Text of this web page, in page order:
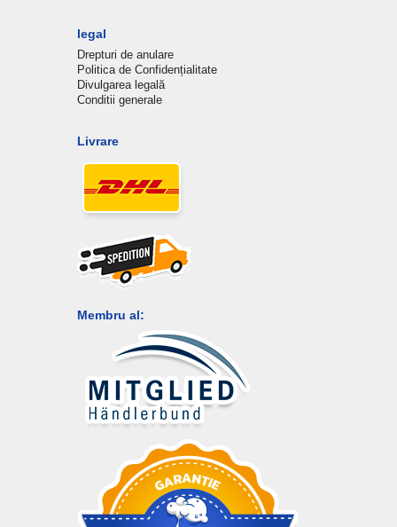
legal
Drepturi de anulare
Politica de Confidențialitate
Divulgarea legală
Conditii generale
Livrare
Membru al: